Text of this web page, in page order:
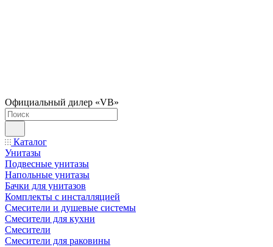
Официальный дилер «VB»
Каталог
Унитазы
Подвесные унитазы
Напольные унитазы
Бачки для унитазов
Комплекты с инсталляцией
Смесители и душевые системы
Смесители для кухни
Смесители
Смесители для раковины